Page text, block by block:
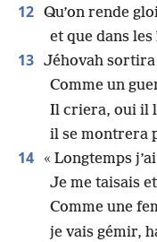
12 Qu’on rende
et que dans
13 Jéhovah
Comme un
Il criera, oui il
il se montrera
14
« Longtemps
Je me taisais
Comme une
je vais gémir,